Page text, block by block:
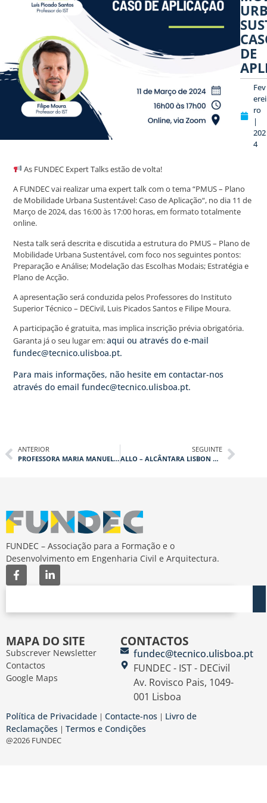
DE
Fev
erei
ro
|
202
4
As FUNDEC Expert Talks estão de volta!
A FUNDEC vai realizar uma expert talk com o tema “PMUS – Plano
de Mobilidade Urbana Sustentável: Caso de Aplicação“, no dia 11 de
Março de 2024, das 16:00 às 17:00 horas, em formato totalmente
online.
Nesta talk será descrita e discutida a estrutura do PMUS – Plano de
Mobilidade Urbana Sustentável, com foco nos seguintes pontos:
Preparação e Análise; Modelação das Escolhas Modais; Estratégia e
Plano de Acção.
A apresentação será conduzida pelos Professores do Instituto
Superior Técnico – DECivil, Luis Picados Santos e Filipe Moura.
A participação é gratuita, mas implica inscrição prévia obrigatória.
Garanta já o seu lugar em:aqui ou através do e-mail
fundec@tecnico.ulisboa.pt.
Para mais informações, não hesite em contactar-nos
através do email fundec@tecnico.ulisboa.pt.
ANTERIOR
PROFESSORA MARIA MANUELA PORTELA ASSUME FUNÇÕES COMO PROFESSORA CATEDRÁTICA
SEGUINTE
ALLO – ALCÂNTARA LISBON OFFICE RECEBE GALARDÕES PRESTIGIADOS
FUNDEC – Associação para a Formação e o
Desenvolvimento em Engenharia Civil e Arquitectura.
MAPA DO SITE
Subscrever Newsletter
Contactos
Google Maps
CONTACTOS
fundec@tecnico.ulisboa.pt
FUNDEC - IST - DECivil
Av. Rovisco Pais, 1049-
001 Lisboa
Política de Privacidade | Contacte-nos | Livro de
Reclamações | Termos e Condições
@2026 FUNDEC